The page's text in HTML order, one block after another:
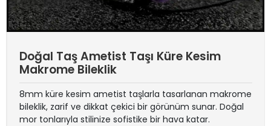
Doğal Taş Ametist Taşı Küre Kesim
Makrome Bileklik
8mm küre kesim ametist taşlarla tasarlanan makrome
bileklik, zarif ve dikkat çekici bir görünüm sunar. Doğal
mor tonlarıyla stilinize sofistike bir hava katar.